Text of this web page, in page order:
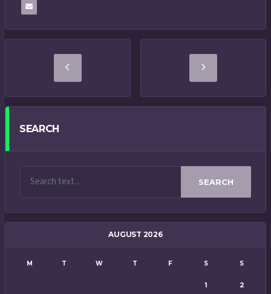
SEARCH
SEARCH
AUGUST 2026
M T W T F S S
1 2